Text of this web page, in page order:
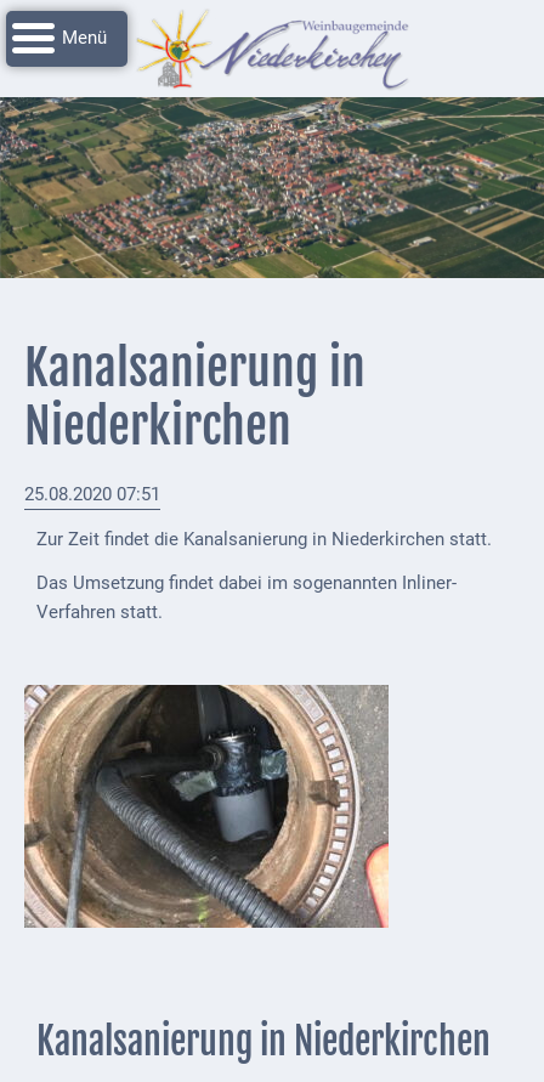
Navigation
überspringen
Startseite
Grussworte
Rathaus
Unser
Niederkirchen
Impressionen
Nachrichtenarchiv
Verbandsgemeinde
Deidesheim
Polizei +
Feuerwehrmeldungen
Externe
Behörden
Infrastruktur
und
Versorgung
Baumaßnahmen
Abfallentsorgung
Energieversorgung
Post
Kanalsanierung in
Niederkirchen
25.08.2020 07:51
Zur Zeit findet die Kanalsanierung in Niederkirchen statt.
Das Umsetzung findet dabei im sogenannten Inliner-
Verfahren statt.
Kanalsanierung in Niederkirchen